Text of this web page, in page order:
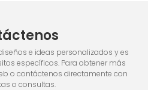
e ideas personalizados y es
específicos. Para obtener más
o contáctenos directamente con
o consultas.